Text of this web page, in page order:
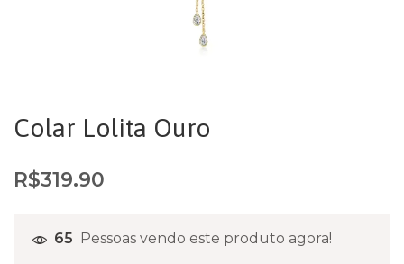
Colar Lolita Ouro
R$319.90
65 Pessoas vendo este produto agora!